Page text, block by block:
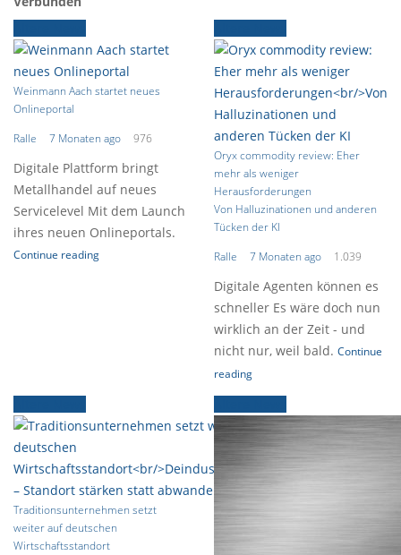
Weinmann Aach startet neues
Onlineportal
Ralle
7 Monaten ago 976
Digitale Plattform bringt
Metallhandel auf neues
Servicelevel Mit dem Launch
ihres neuen Onlineportals.
Continue reading
Oryx commodity review: Eher
mehr als weniger
Herausforderungen
Von Halluzinationen und anderen
Tücken der KI
Ralle
7 Monaten ago 1.039
Digitale Agenten können es
schneller Es wäre doch nun
wirklich an der Zeit - und
nicht nur, weil bald. Continue
reading
Traditionsunternehmen setzt
weiter auf deutschen
Wirtschaftsstandort